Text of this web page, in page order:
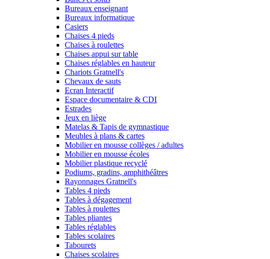
Bureaux enseignant
Bureaux informatique
Casiers
Chaises 4 pieds
Chaises à roulettes
Chaises appui sur table
Chaises réglables en hauteur
Chariots Gratnell's
Chevaux de sauts
Ecran Interactif
Espace documentaire & CDI
Estrades
Jeux en liège
Matelas & Tapis de gymnastique
Meubles à plans & cartes
Mobilier en mousse collèges / adultes
Mobilier en mousse écoles
Mobilier plastique recyclé
Podiums, gradins, amphithéâtres
Rayonnages Gratnell's
Tables 4 pieds
Tables à dégagement
Tables à roulettes
Tables pliantes
Tables réglables
Tables scolaires
Tabourets
Chaises scolaires